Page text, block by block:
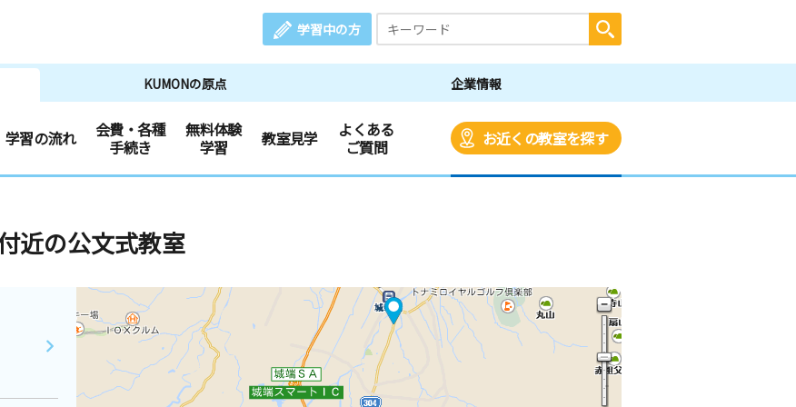
学習中の方
KUMONの原点 企業情報
学習の流れ
会費・各種
手続き
無料体験
学習
教室見学
よくある
ご質問
お近くの教室を探す
近の公文式教室